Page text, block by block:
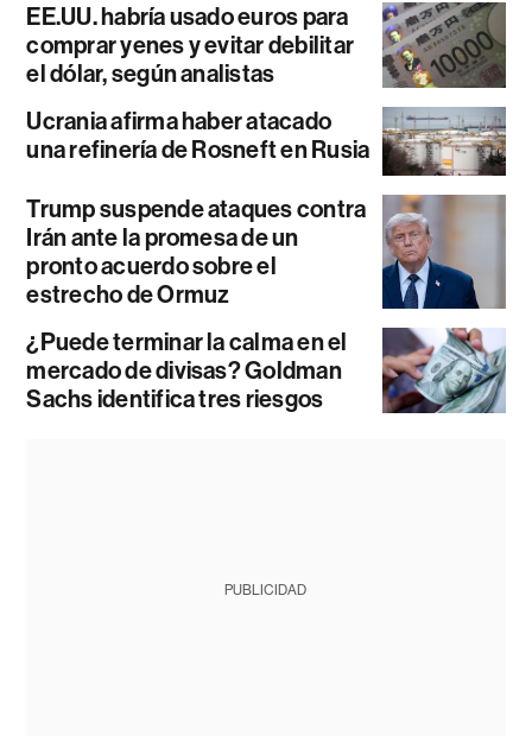
EE.UU. habría usado euros para
comprar yenes y evitar debilitar
el dólar, según analistas
Ucrania afirma haber atacado
una refinería de Rosneft en Rusia
Trump suspende ataques contra
Irán ante la promesa de un
pronto acuerdo sobre el
estrecho de Ormuz
¿Puede terminar la calma en el
mercado de divisas? Goldman
Sachs identifica tres riesgos
PUBLICIDAD